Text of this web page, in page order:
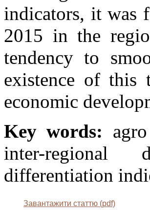
indicators, it was
2015 in the
tendency to
existence of this
economic
Key words:
inter-regional
differentiation
Завантажити статтю (pdf)